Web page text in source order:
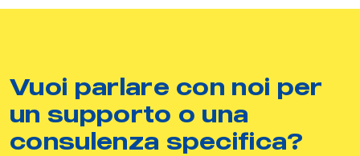
Vuoi parlare con noi per
un supporto o una
consulenza specifica?